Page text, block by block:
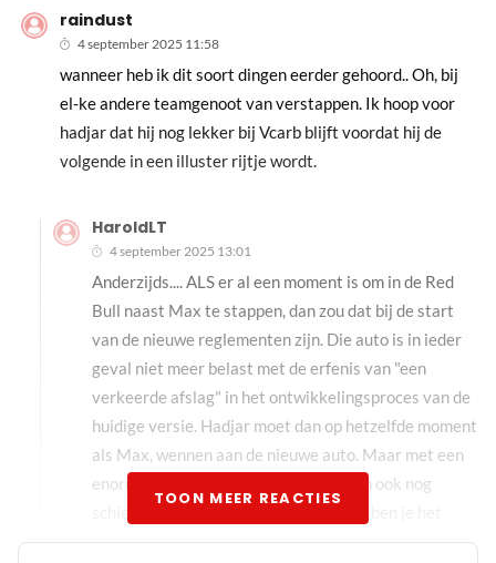
raindust
4 september 2025 11:58
wanneer heb ik dit soort dingen eerder gehoord.. Oh, bij
el-ke andere teamgenoot van verstappen. Ik hoop voor
hadjar dat hij nog lekker bij Vcarb blijft voordat hij de
volgende in een illuster rijtje wordt.
HaroldLT
4 september 2025 13:01
Anderzijds.... ALS er al een moment is om in de Red
Bull naast Max te stappen, dan zou dat bij de start
van de nieuwe reglementen zijn. Die auto is in ieder
geval niet meer belast met de erfenis van "een
verkeerde afslag" in het ontwikkelingsproces van de
huidige versie. Hadjar moet dan op hetzelfde moment
als Max, wennen aan de nieuwe auto. Maar met een
enorme gewenningsachterstand in een ook nog
haasje.
TOON MEER REACTIES